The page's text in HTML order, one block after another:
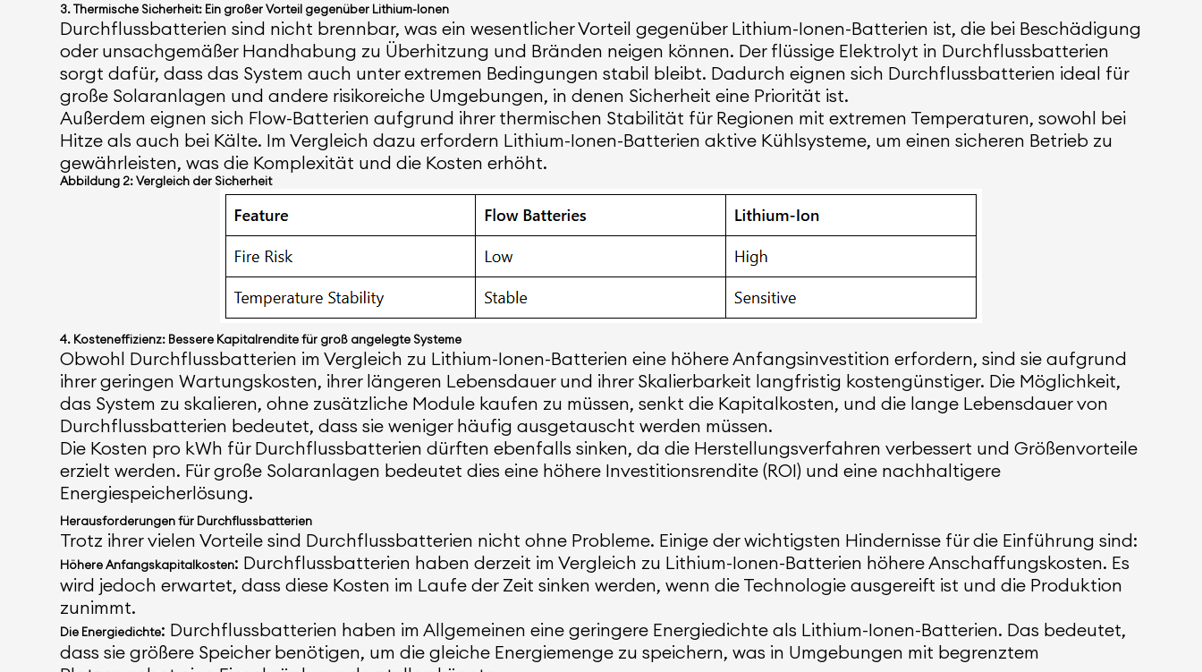
3. Thermische Sicherheit: Ein großer Vorteil gegenüber Lithium-Ionen
Durchflussbatterien sind nicht brennbar, was ein wesentlicher Vorteil gegenüber Lithium-Ionen-Batterien ist, die bei Beschädigung
oder unsachgemäßer Handhabung zu Überhitzung und Bränden neigen können. Der flüssige Elektrolyt in Durchflussbatterien
sorgt dafür, dass das System auch unter extremen Bedingungen stabil bleibt. Dadurch eignen sich Durchflussbatterien ideal für
große Solaranlagen und andere risikoreiche Umgebungen, in denen Sicherheit eine Priorität ist.
Außerdem eignen sich Flow-Batterien aufgrund ihrer thermischen Stabilität für Regionen mit extremen Temperaturen, sowohl bei
Hitze als auch bei Kälte. Im Vergleich dazu erfordern Lithium-Ionen-Batterien aktive Kühlsysteme, um einen sicheren Betrieb zu
gewährleisten, was die Komplexität und die Kosten erhöht.
Abbildung 2: Vergleich der Sicherheit
4. Kosteneffizienz: Bessere Kapitalrendite für groß angelegte Systeme
Obwohl Durchflussbatterien im Vergleich zu Lithium-Ionen-Batterien eine höhere Anfangsinvestition erfordern, sind sie aufgrund
ihrer geringen Wartungskosten, ihrer längeren Lebensdauer und ihrer Skalierbarkeit langfristig kostengünstiger. Die Möglichkeit,
das System zu skalieren, ohne zusätzliche Module kaufen zu müssen, senkt die Kapitalkosten, und die lange Lebensdauer von
Durchflussbatterien bedeutet, dass sie weniger häufig ausgetauscht werden müssen.
Die Kosten pro kWh für Durchflussbatterien dürften ebenfalls sinken, da die Herstellungsverfahren verbessert und Größenvorteile
erzielt werden. Für große Solaranlagen bedeutet dies eine höhere Investitionsrendite (ROI) und eine nachhaltigere
Energiespeicherlösung.
Herausforderungen für Durchflussbatterien
Trotz ihrer vielen Vorteile sind Durchflussbatterien nicht ohne Probleme. Einige der wichtigsten Hindernisse für die Einführung sind:
Höhere Anfangskapitalkosten: Durchflussbatterien haben derzeit im Vergleich zu Lithium-Ionen-Batterien höhere Anschaffungskosten. Es
wird jedoch erwartet, dass diese Kosten im Laufe der Zeit sinken werden, wenn die Technologie ausgereift ist und die Produktion
zunimmt.
Die Energiedichte: Durchflussbatterien haben im Allgemeinen eine geringere Energiedichte als Lithium-Ionen-Batterien. Das bedeutet,
dass sie größere Speicher benötigen, um die gleiche Energiemenge zu speichern, was in Umgebungen mit begrenztem